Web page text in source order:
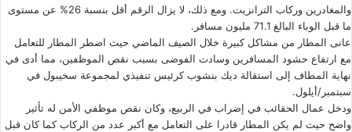
والمغادرين وركاب الترانزيت. ومع ذلك، لا يزال الرقم أقل بنسبة 26% عن مستوى
ما قبل الوباء البالغ 71.1 مليون مسافر.
عانى المطار من مشاكل كبيرة خلال الصيف الماضي حيث اضطر المطار للتعامل
مع ارتفاع حشود المسافرين وسادت الفوضى بسبب نقص الموظفين، مما أدى في
نهاية المطاف إلى استقالة ديك بنشوبكرئيس تنفيذي لمجموعة سخيبول في
سبتمبر/أيلول.
ودخل عمال الحقائب في إضراب في الربيع، وكان نقص موظفي الأمن له تأثير
واضح حيث لم يكن المطار قادرا على التعامل مع أكبر عدد من الركاب كما كان قبل